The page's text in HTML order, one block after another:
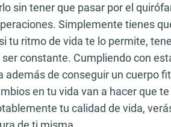
sin tener que pasar por el
Simplemente tienes
tu ritmo de vida te lo permite,
constante. Cumpliendo con
además de conseguir un cuerpo
en tu vida van a hacer que
tu calidad de vida,